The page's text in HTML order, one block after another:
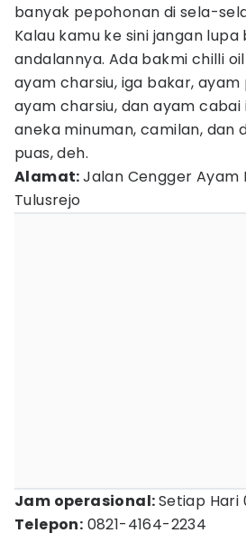
banyak pepohonan di sela-
Kalau kamu ke sini jangan
andalannya. Ada bakmi chilli
ayam charsiu, iga bakar, ayam
ayam charsiu, dan ayam cabai
aneka minuman, camilan, dan
puas, deh.
Alamat:Jalan Cengger Ayam
Tulusrejo
Jam operasional:Setiap Hari
Telepon: 0821-4164-2234